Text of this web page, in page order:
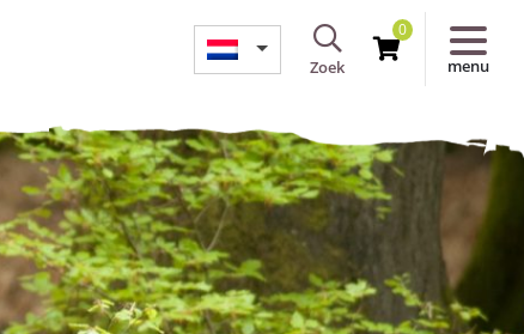
Zoek
0
menu